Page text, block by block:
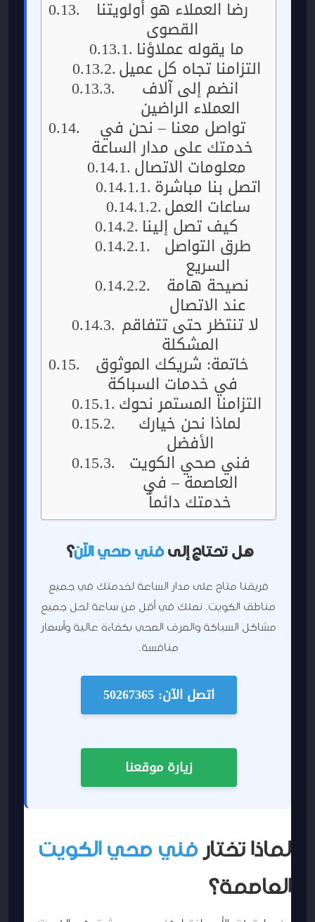
رضا العملاء هو أولويتنا
القصوى
ما يقوله عملاؤنا
التزامنا تجاه كل عميل
انضم إلى آلاف
العملاء الراضين
تواصل معنا – نحن في
خدمتك على مدار الساعة
معلومات الاتصال
اتصل بنا مباشرة
ساعات العمل
كيف تصل إلينا
طرق التواصل
السريع
نصيحة هامة
عند الاتصال
لا تنتظر حتى تتفاقم
المشكلة
خاتمة: شريكك الموثوق
في خدمات السباكة
التزامنا المستمر نحوك
لماذا نحن خيارك
الأفضل
فني صحي الكويت
العاصمة – في
خدمتك دائماً
هل تحتاج إلىفني صحي الآن؟
فريقنا متاح على مدار الساعة لخدمتك في جميع
مناطق الكويت. نصلك في أقل من ساعة لحل جميع
مشاكل السباكة والصرف الصحي بكفاءة عالية وأسعار
منافسة.
اتصل الآن: 50267365
زيارة موقعنا
لماذا تختارفني صحي الكويت
العاصمة؟